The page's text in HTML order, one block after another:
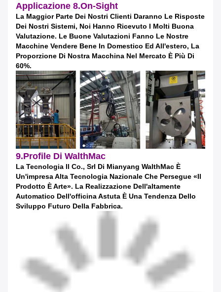
Applicazione 8.On-Sight
La Maggior Parte Dei Nostri Clienti Daranno Le Risposte
Dei Nostri Sistemi, Noi Hanno Ricevuto I Molti Buona
Valutazione. Le Buone Valutazioni Fanno Le Nostre
Macchine Vendere Bene In Domestico Ed All'estero, La
Proporzione Di Nostra Macchina Nel Mercato È Più Di
60%.
9.Profile Di WalthMac
La Tecnologia Il Co., Srl Di Mianyang WalthMac È
Un'impresa Alta Tecnologia Nazionale Che Persegue «il
Prodotto È Arte». La Realizzazione Dell'altamente
Automatico Dell'officina Astuta È Una Tendenza Dello
Sviluppo Futuro Della Fabbrica.